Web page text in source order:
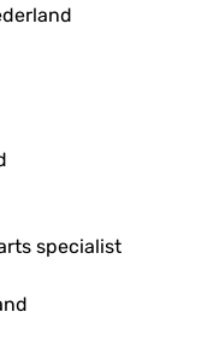
specialist